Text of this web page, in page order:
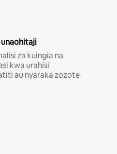
za kuingia na
kwa urahisi
au nyaraka zozote